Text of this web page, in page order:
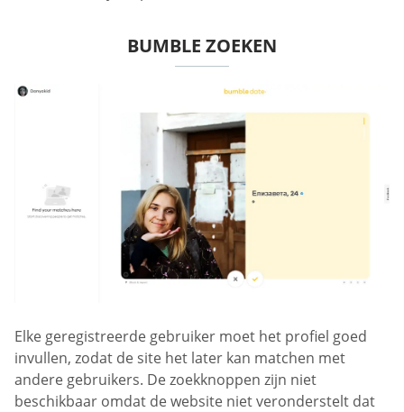
BUMBLE ZOEKEN
Elke geregistreerde gebruiker moet het profiel goed
invullen, zodat de site het later kan matchen met
andere gebruikers. De zoekknoppen zijn niet
beschikbaar omdat de website niet veronderstelt dat